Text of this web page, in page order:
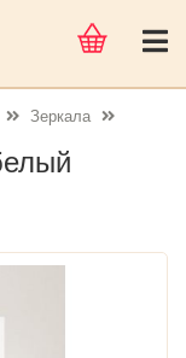
Зеркала